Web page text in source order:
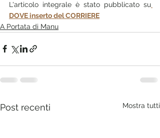
L'articolo integrale è stato pubblicato su
DOVE inserto del CORRIERE
A Portata di Manu
Post recenti Mostra tutti